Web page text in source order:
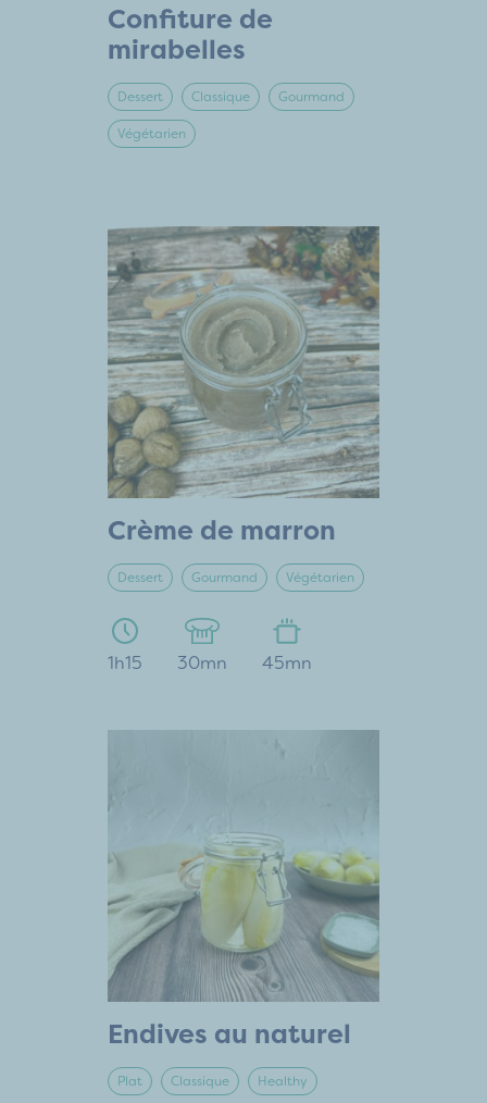
Confiture de
mirabelles
Dessert Classique Gourmand
Végétarien
Crème de marron
Dessert Gourmand Végétarien
1h15 30mn 45mn
Endives au naturel
Plat Classique Healthy